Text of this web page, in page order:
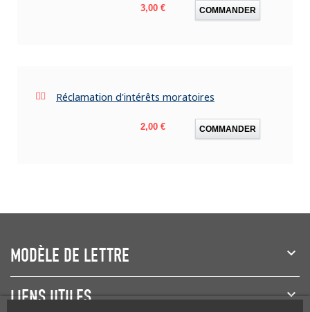
Prix
3,00 € COMMANDER
Réclamation d'intérêts moratoires
Prix
2,00 € COMMANDER
MODÈLE DE LETTRE
LIENS UTILES